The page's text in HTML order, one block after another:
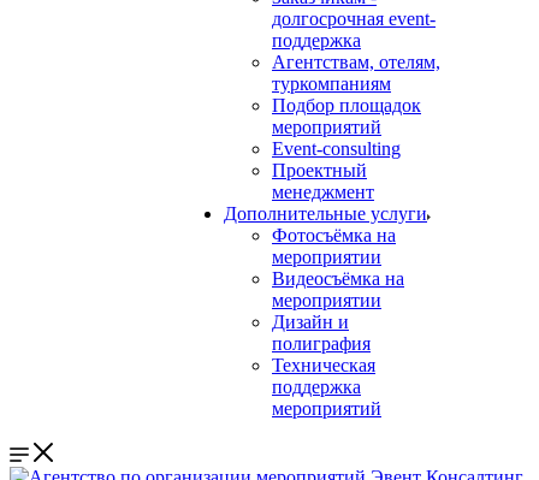
долгосрочная event-
поддержка
Агентствам, отелям,
туркомпаниям
Подбор площадок
мероприятий
Event-consulting
Проектный
менеджмент
Дополнительные услуги
Фотосъёмка на
мероприятии
Видеосъёмка на
мероприятии
Дизайн и
полиграфия
Техническая
поддержка
мероприятий